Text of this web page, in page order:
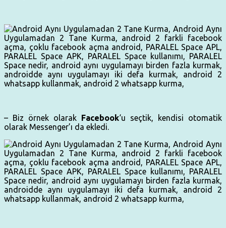
– Biz örnek olarak Facebook‘u seçtik, kendisi otomatik
olarak Messenger’ı da ekledi.